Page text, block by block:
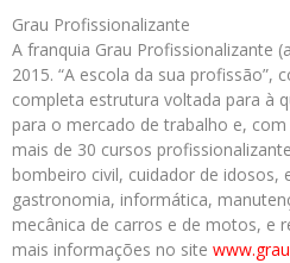
Grau Profissionalizante
A franquia Grau Profissionalizante
2015. “A escola da sua profissão”,
completa estrutura voltada para à
para o mercado de trabalho e,
mais de 30 cursos
bombeiro civil, cuidador de idosos,
gastronomia, informática,
mecânica de carros e de motos, e
mais informações no site